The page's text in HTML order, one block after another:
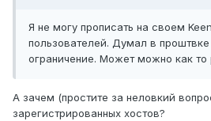
Я не могу прописать на своем
пользователей. Думал в
ограничение. Может можно как то
А зачем (простите за неловкий
зарегистрированных хостов?